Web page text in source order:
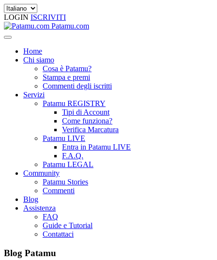
LOGIN ISCRIVITI
Patamu.com
Home
Chi siamo
Cosa è Patamu?
Stampa e premi
Commenti degli iscritti
Servizi
Patamu REGISTRY
Tipi di Account
Come funziona?
Verifica Marcatura
Patamu LIVE
Entra in Patamu LIVE
F.A.Q.
Patamu LEGAL
Community
Patamu Stories
Commenti
Blog
Assistenza
FAQ
Guide e Tutorial
Contattaci
Blog Patamu